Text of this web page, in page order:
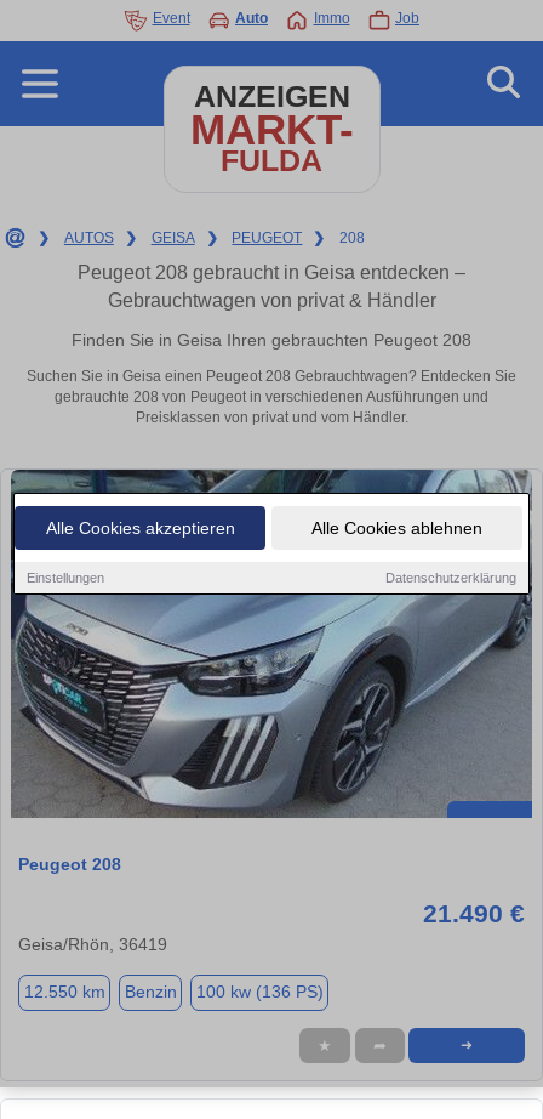
Alle Cookies akzeptieren Alle Cookies ablehnen
Einstellungen Datenschutzerklärung
Event Auto Immo Job
ANZEIGEN
MARKT-
FULDA
❯ AUTOS ❯ GEISA ❯ PEUGEOT ❯ 208
Peugeot 208 gebraucht in Geisa entdecken –
Gebrauchtwagen von privat & Händler
Finden Sie in Geisa Ihren gebrauchten Peugeot 208
Suchen Sie in Geisa einen Peugeot 208 Gebrauchtwagen? Entdecken Sie
gebrauchte 208 von Peugeot in verschiedenen Ausführungen und
Preisklassen von privat und vom Händler.
Peugeot 208
21.490 €
Geisa/Rhön, 36419
12.550 km Benzin 100 kw (136 PS)
★ ➦ ➜